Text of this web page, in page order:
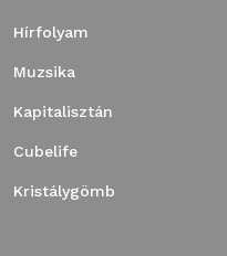
Hírfolyam
Muzsika
Kapitalisztán
Cubelife
Kristálygömb